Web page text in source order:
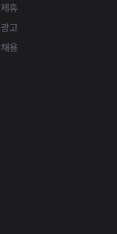
제휴
광고
채용